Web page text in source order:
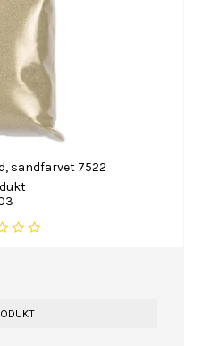
sandfarvet 7522